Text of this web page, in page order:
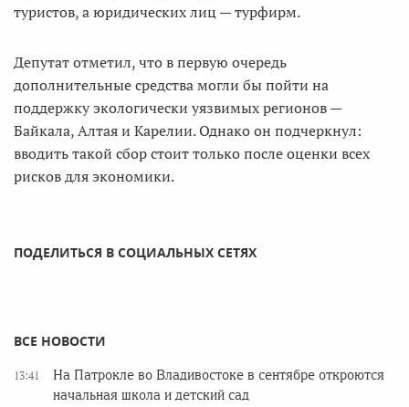
туристов, а юридических лиц — турфирм.
Депутат отметил, что в первую очередь
дополнительные средства могли бы пойти на
поддержку экологически уязвимых регионов —
Байкала, Алтая и Карелии. Однако он подчеркнул:
вводить такой сбор стоит только после оценки всех
рисков для экономики.
ПОДЕЛИТЬСЯ В СОЦИАЛЬНЫХ СЕТЯХ
ВСЕ НОВОСТИ
13:41
На Патрокле во Владивостоке в сентябре откроются
начальная школа и детский сад